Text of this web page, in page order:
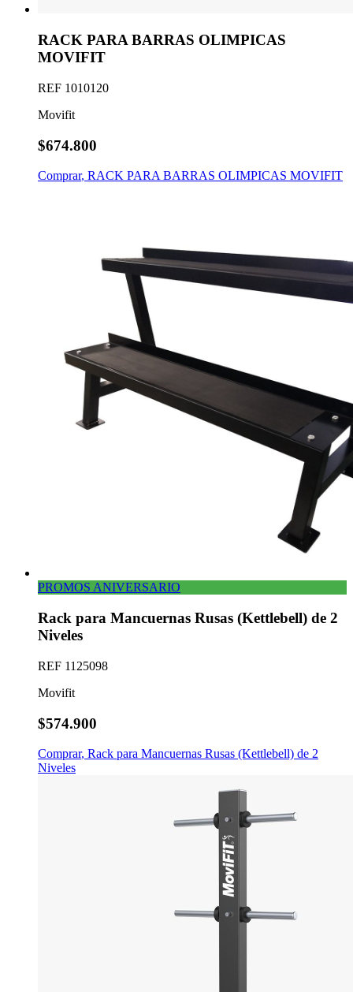
RACK PARA BARRAS OLIMPICAS
MOVIFIT
REF 1010120
Movifit
$674.800
Comprar, RACK PARA BARRAS OLIMPICAS MOVIFIT
PROMOS ANIVERSARIO
Rack para Mancuernas Rusas (Kettlebell) de 2
Niveles
REF 1125098
Movifit
$574.900
Comprar, Rack para Mancuernas Rusas (Kettlebell) de 2
Niveles